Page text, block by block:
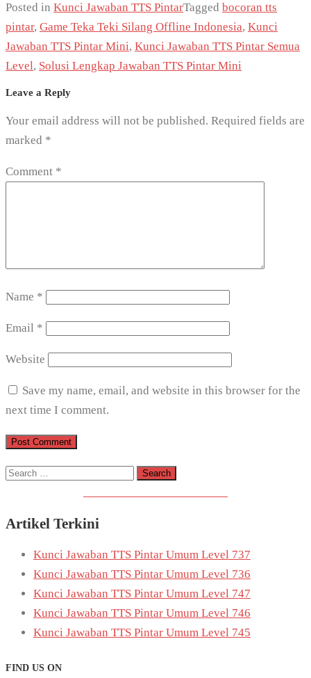
Posted in Kunci Jawaban TTS PintarTagged bocoran tts
pintar, Game Teka Teki Silang Offline Indonesia, Kunci
Jawaban TTS Pintar Mini, Kunci Jawaban TTS Pintar Semua
Level, Solusi Lengkap Jawaban TTS Pintar Mini
Leave a Reply
Your email address will not be published. Required fields are
marked *
Comment *
Name *
Email *
Website
Save my name, email, and website in this browser for the
next time I comment.
Search
Artikel Terkini
Kunci Jawaban TTS Pintar Umum Level 737
Kunci Jawaban TTS Pintar Umum Level 736
Kunci Jawaban TTS Pintar Umum Level 747
Kunci Jawaban TTS Pintar Umum Level 746
Kunci Jawaban TTS Pintar Umum Level 745
FIND US ON